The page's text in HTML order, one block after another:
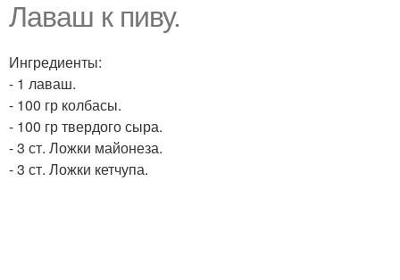
Лаваш к пиву.
Ингредиенты:
- 1 лаваш.
- 100 гр колбасы.
- 100 гр твердого сыра.
- 3 ст. Ложки майонеза.
- 3 ст. Ложки кетчупа.